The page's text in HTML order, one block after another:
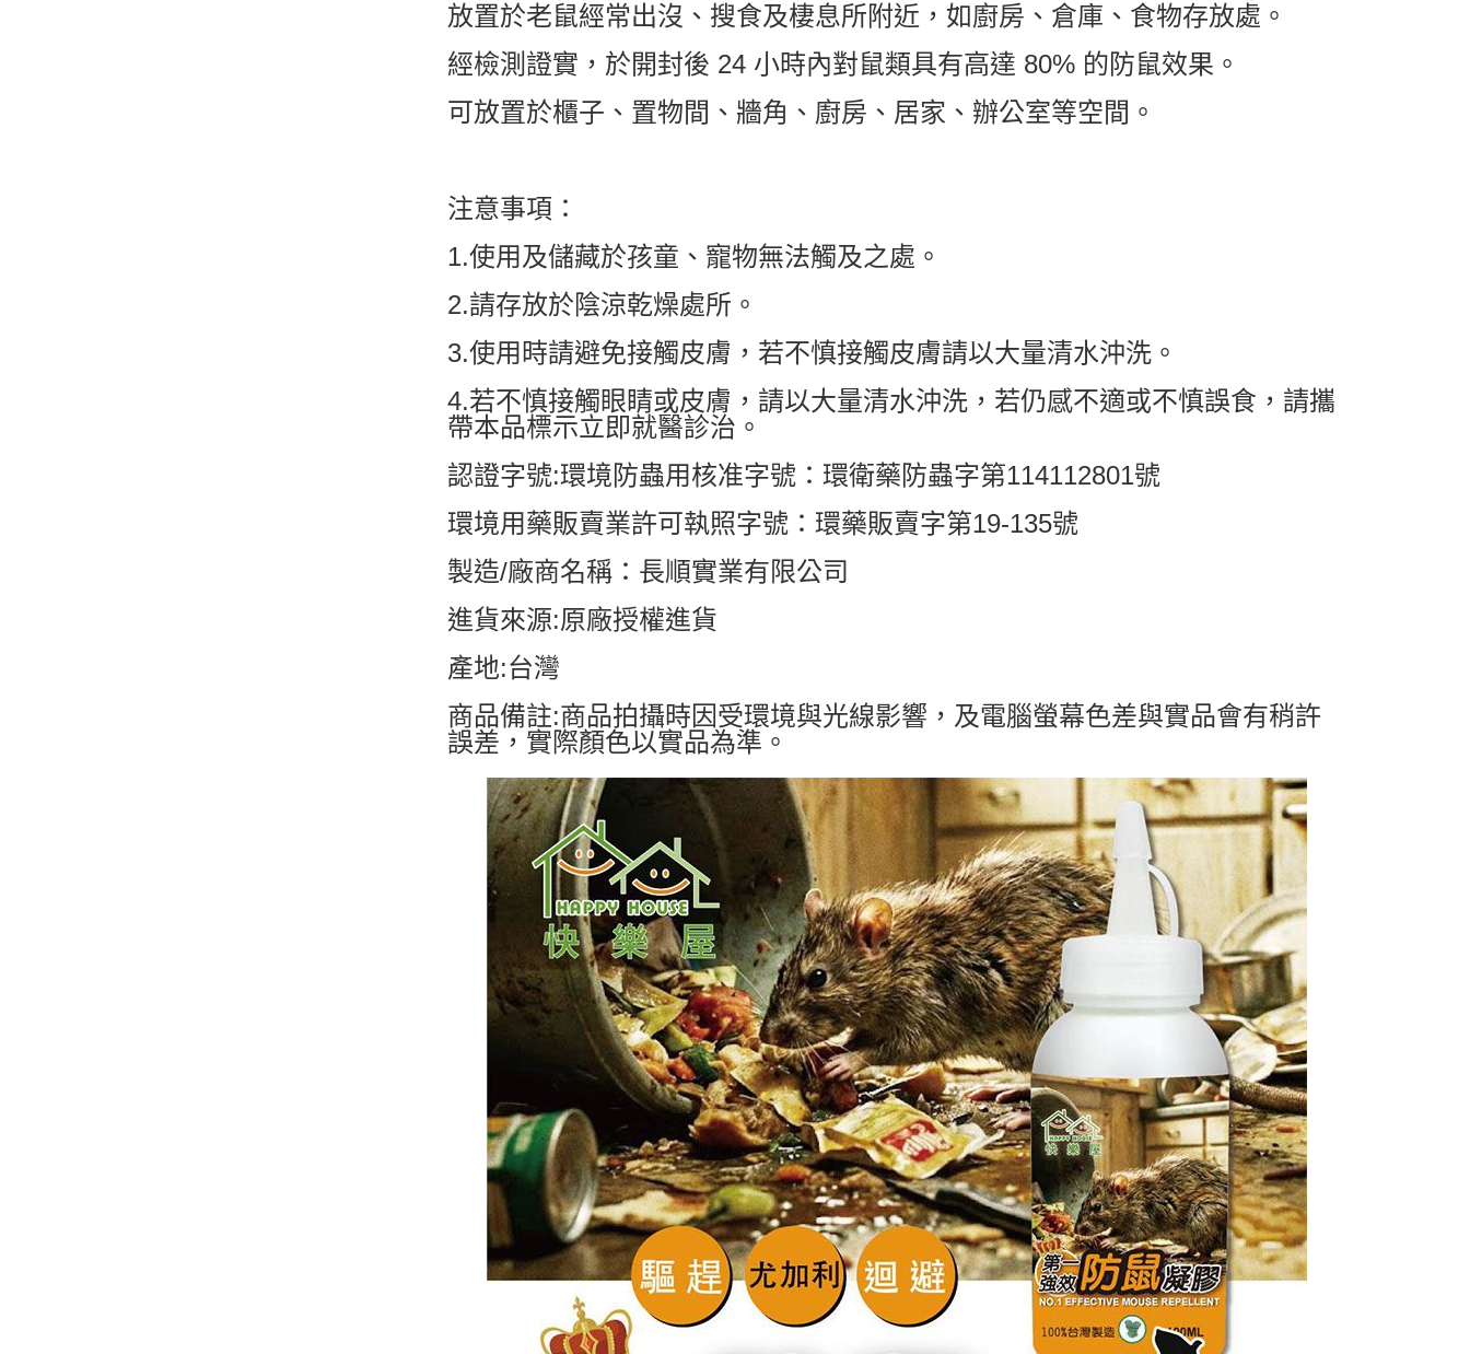
放置於老鼠經常出沒、搜食及棲息所附近，如廚房、倉庫、食物存放處。
經檢測證實，於開封後 24 小時內對鼠類具有高達 80% 的防鼠效果。
可放置於櫃子、置物間、牆角、廚房、居家、辦公室等空間。
注意事項：
1.使用及儲藏於孩童、寵物無法觸及之處。
2.請存放於陰涼乾燥處所。
3.使用時請避免接觸皮膚，若不慎接觸皮膚請以大量清水沖洗。
4.若不慎接觸眼睛或皮膚，請以大量清水沖洗，若仍感不適或不慎誤食，請攜
帶本品標示立即就醫診治。
認證字號:環境防蟲用核准字號：環衛藥防蟲字第114112801號
環境用藥販賣業許可執照字號：環藥販賣字第19-135號
製造/廠商名稱：長順實業有限公司
進貨來源:原廠授權進貨
產地:台灣
商品備註:商品拍攝時因受環境與光線影響，及電腦螢幕色差與實品會有稍許
誤差，實際顏色以實品為準。